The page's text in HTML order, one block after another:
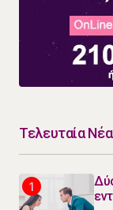
Τελευταία Νέα